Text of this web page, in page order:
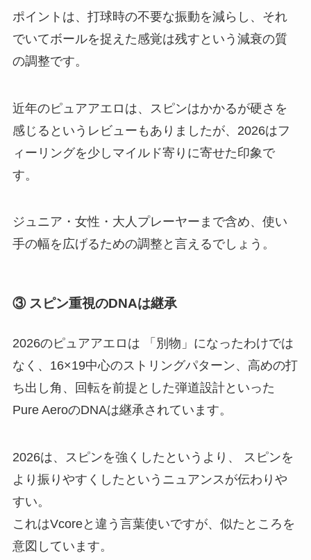
ポイントは、打球時の不要な振動を減らし、それ
でいてボールを捉えた感覚は残すという減衰の質
の調整です。
近年のピュアアエロは、スピンはかかるが硬さを
感じるというレビューもありましたが、2026はフ
ィーリングを少しマイルド寄りに寄せた印象で
す。
ジュニア・女性・大人プレーヤーまで含め、使い
手の幅を広げるための調整と言えるでしょう。
③ スピン重視のDNAは継承
2026のピュアアエロは 「別物」になったわけでは
なく、16×19中心のストリングパターン、高めの打
ち出し角、回転を前提とした弾道設計といった
Pure AeroのDNAは継承されています。
2026は、スピンを強くしたというより、 スピンを
より振りやすくしたというニュアンスが伝わりや
すい。
これはVcoreと違う言葉使いですが、似たところを
意図しています。